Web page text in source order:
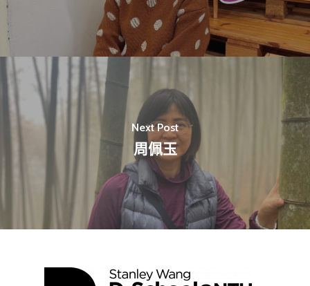
Next Post
周佩玉
最新消息
關於我們
相關法規
領域專長
24hrs D
D-Day
創新教育中心
創新領域學士學位學程
創意創業學分學程
領導學分學程
實作中心
相關計畫
企業出題X臺大解題
探索學習計畫
NTU Beyond Borders
相關表單
D電子報
EN
Address : 100047臺北